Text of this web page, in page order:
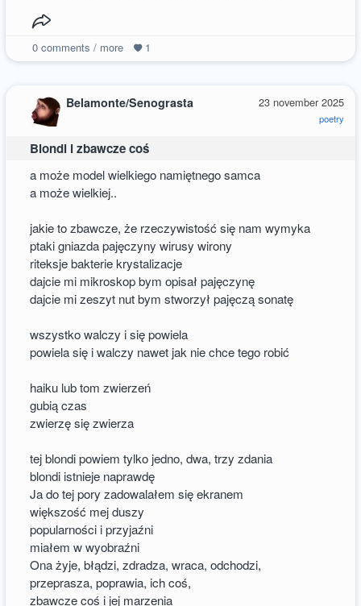
0comments / more 1
23 november 2025
poetry
Belamonte/Senograsta
Blondi i zbawcze coś
a może model wielkiego namiętnego samca
a może wielkiej..
jakie to zbawcze, że rzeczywistość się nam wymyka
ptaki gniazda pajęczyny wirusy wirony
riteksje bakterie krystalizacje
dajcie mi mikroskop bym opisał pajęczynę
dajcie mi zeszyt nut bym stworzył pajęczą sonatę
wszystko walczy i się powiela
powiela się i walczy nawet jak nie chce tego robić
haiku lub tom zwierzeń
gubią czas
zwierzę się zwierza
tej blondi powiem tylko jedno, dwa, trzy zdania
blondi istnieje naprawdę
Ja do tej pory zadowalałem się ekranem
większość mej duszy
popularności i przyjaźni
miałem w wyobraźni
Ona żyje, błądzi, zdradza, wraca, odchodzi,
przeprasza, poprawia, ich coś,
zbawcze coś i jej marzenia